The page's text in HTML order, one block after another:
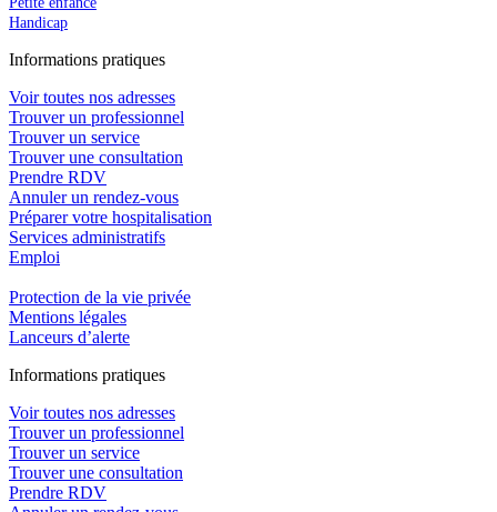
Handicap
Informations pratiques
Voir toutes nos adresses
Trouver un professionnel
Trouver un service
Trouver une consultation
Prendre RDV
Annuler un rendez-vous
Préparer votre hospitalisation
Services administratifs
Emploi​
Protection de la vie privée
Mentions légales
Lanceurs d’alerte
Informations pratiques
Voir toutes nos adresses
Trouver un professionnel
Trouver un service
Trouver une consultation
Prendre RDV